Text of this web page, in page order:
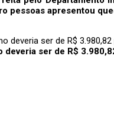
pessoas apresentou
deveria ser de R$